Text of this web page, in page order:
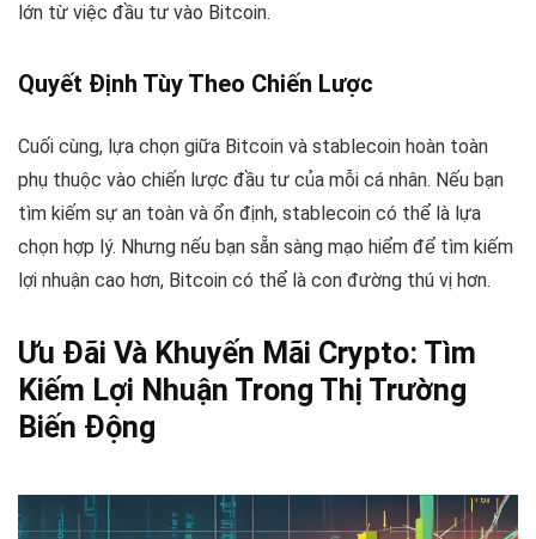
lớn từ việc đầu tư vào Bitcoin.
Quyết Định Tùy Theo Chiến Lược
Cuối cùng, lựa chọn giữa Bitcoin và stablecoin hoàn toàn
phụ thuộc vào chiến lược đầu tư của mỗi cá nhân. Nếu bạn
tìm kiếm sự an toàn và ổn định, stablecoin có thể là lựa
chọn hợp lý. Nhưng nếu bạn sẵn sàng mạo hiểm để tìm kiếm
lợi nhuận cao hơn, Bitcoin có thể là con đường thú vị hơn.
Ưu Đãi Và Khuyến Mãi Crypto: Tìm
Kiếm Lợi Nhuận Trong Thị Trường
Biến Động